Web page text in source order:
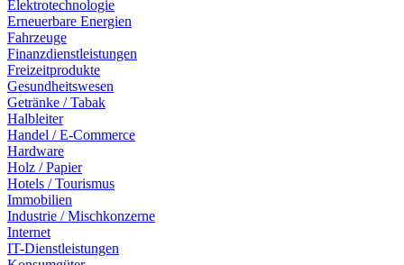
Elektrotechnologie
Erneuerbare Energien
Fahrzeuge
Finanzdienstleistungen
Freizeitprodukte
Gesundheitswesen
Getränke / Tabak
Halbleiter
Handel / E-Commerce
Hardware
Holz / Papier
Hotels / Tourismus
Immobilien
Industrie / Mischkonzerne
Internet
IT-Dienstleistungen